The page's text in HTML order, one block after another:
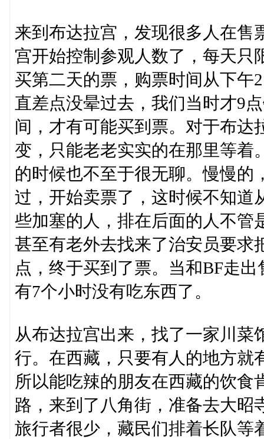
来到布达拉宫，发现很多人在售
宫开始控制参观人数了，每天只
买第二天的票，购票时间从下午
直差点没晕过去，我们当时才9
间，才有可能买到票。对于布达
变，只能老老实实的在那里等着
的时候也不至于很无聊。慢慢的
过，开始卖票了，这时候不知道
些加塞的人，排在后面的人不管
甚至有老外去找来了治安员要求
点，终于买到了票。当和BF走
有7个小时没有吃东西了。
从布达拉宫出来，找了一家川菜
行。在西藏，只要有人的地方就
所以能吃辣的朋友在西藏的饮食
路，来到了八角街，准备去大昭
旅行者很少，藏民们排着长队等